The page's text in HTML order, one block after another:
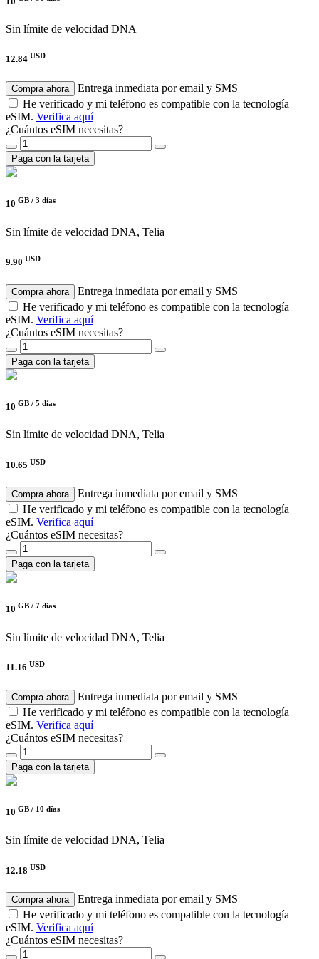
Sin límite de velocidad DNA
12.84 USD
Compra ahora
Entrega inmediata por email y SMS
He verificado y mi teléfono es compatible con la tecnología
eSIM. Verifica aquí
¿Cuántos eSIM necesitas?
Paga con la tarjeta
10 GB / 3 días
Sin límite de velocidad DNA, Telia
9.90 USD
Compra ahora
Entrega inmediata por email y SMS
He verificado y mi teléfono es compatible con la tecnología
eSIM. Verifica aquí
¿Cuántos eSIM necesitas?
Paga con la tarjeta
10 GB / 5 días
Sin límite de velocidad DNA, Telia
10.65 USD
Compra ahora
Entrega inmediata por email y SMS
He verificado y mi teléfono es compatible con la tecnología
eSIM. Verifica aquí
¿Cuántos eSIM necesitas?
Paga con la tarjeta
10 GB / 7 días
Sin límite de velocidad DNA, Telia
11.16 USD
Compra ahora
Entrega inmediata por email y SMS
He verificado y mi teléfono es compatible con la tecnología
eSIM. Verifica aquí
¿Cuántos eSIM necesitas?
Paga con la tarjeta
10 GB / 10 días
Sin límite de velocidad DNA, Telia
12.18 USD
Compra ahora
Entrega inmediata por email y SMS
He verificado y mi teléfono es compatible con la tecnología
eSIM. Verifica aquí
¿Cuántos eSIM necesitas?